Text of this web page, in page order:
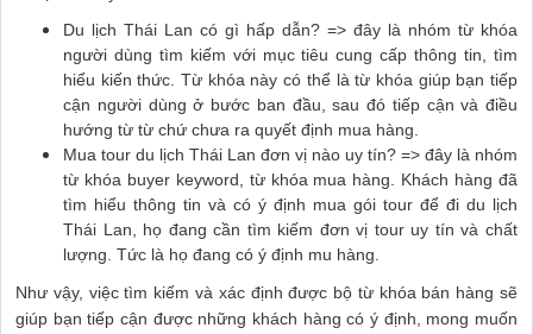
Du lịch Thái Lan có gì hấp dẫn? => đây là nhóm từ khóa
người dùng tìm kiếm với mục tiêu cung cấp thông tin, tìm
hiểu kiến thức. Từ khóa này có thể là từ khóa giúp bạn tiếp
cận người dùng ở bước ban đầu, sau đó tiếp cận và điều
hướng từ từ chứ chưa ra quyết định mua hàng.
Mua tour du lịch Thái Lan đơn vị nào uy tín? => đây là nhóm
từ khóa buyer keyword, từ khóa mua hàng. Khách hàng đã
tìm hiểu thông tin và có ý định mua gói tour để đi du lịch
Thái Lan, họ đang cần tìm kiếm đơn vị tour uy tín và chất
lượng. Tức là họ đang có ý định mu hàng.
Như vậy, việc tìm kiếm và xác định được bộ từ khóa bán hàng sẽ
giúp bạn tiếp cận được những khách hàng có ý định, mong muốn